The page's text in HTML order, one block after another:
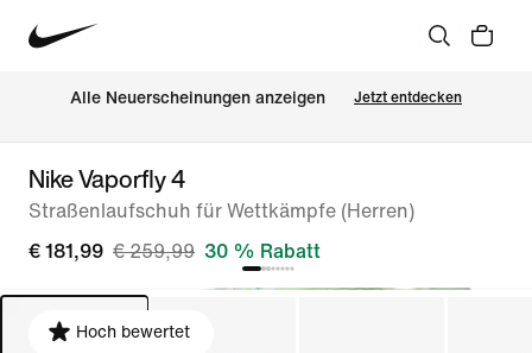
Alle Neuerscheinungen anzeigen Jetzt entdecken
Nike Vaporfly 4
Straßenlaufschuh für Wettkämpfe (Herren)
€ 181,99 € 259,99 30 % Rabatt
Hoch bewertet